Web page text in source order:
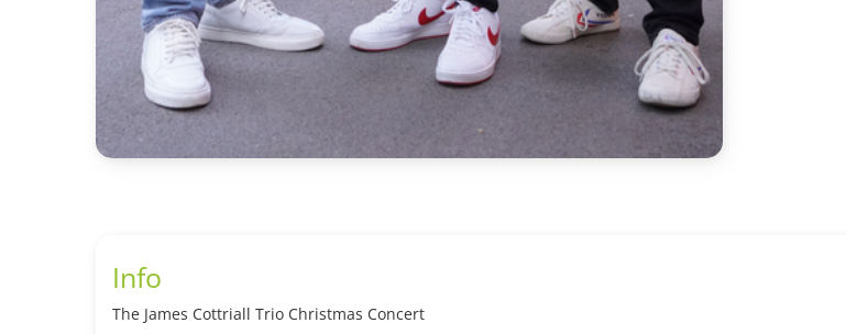
Info
The James Cottriall Trio Christmas Concert